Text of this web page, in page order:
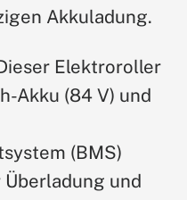
Akkuladung.
Elektroroller
Akku (84 V) und
(BMS)
und